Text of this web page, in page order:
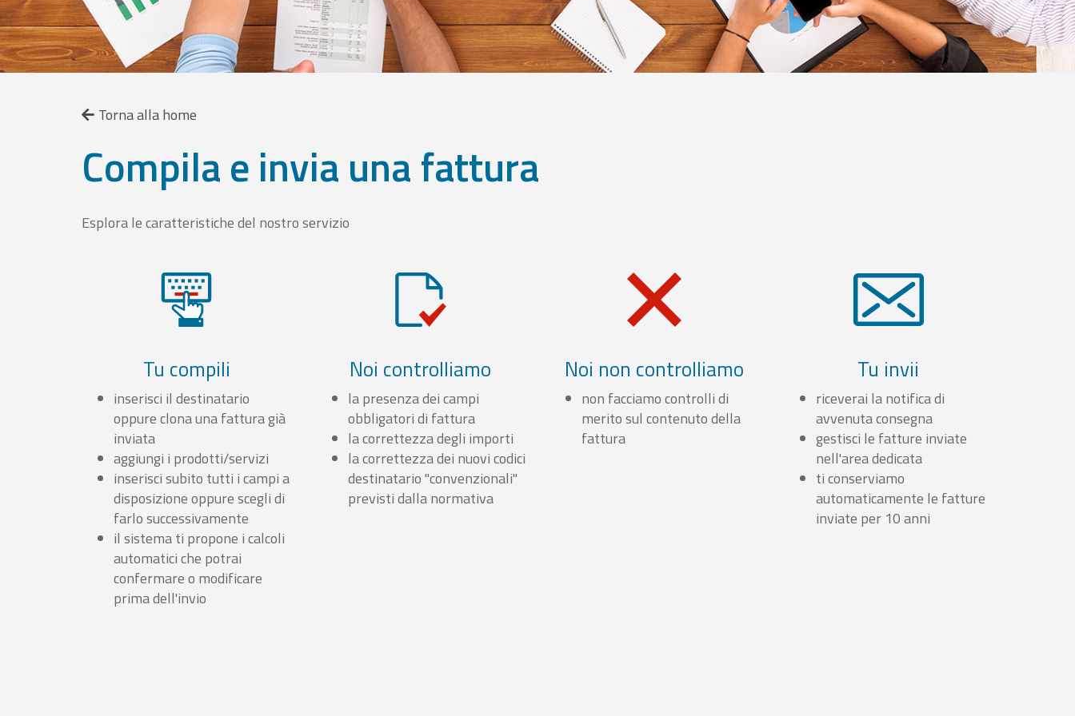
Torna alla home
Compila e invia una fattura
Esplora le caratteristiche del nostro servizio
Tu compili
inserisci il destinatario
oppure clona una fattura già
inviata
aggiungi i prodotti/servizi
inserisci subito tutti i campi a
disposizione oppure scegli di
farlo successivamente
il sistema ti propone i calcoli
automatici che potrai
confermare o modificare
prima dell'invio
Noi controlliamo
la presenza dei campi
obbligatori di fattura
la correttezza degli importi
la correttezza dei nuovi codici
destinatario "convenzionali"
previsti dalla normativa
Noi non controlliamo
non facciamo controlli di
merito sul contenuto della
fattura
Tu invii
riceverai la notifica di
avvenuta consegna
gestisci le fatture inviate
nell'area dedicata
ti conserviamo
automaticamente le fatture
inviate per 10 anni